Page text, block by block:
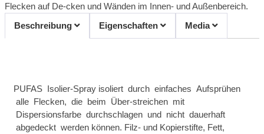
Flecken auf De-cken und Wänden im Innen- und Außenbereich.
Beschreibung
Eigenschaften Media
PUFAS Isolier-Spray isoliert durch einfaches Aufsprühen
alle Flecken, die beim Über-streichen mit
Dispersionsfarbe durchschlagen und nicht dauerhaft
abgedeckt werden können. Filz- und Kopierstifte, Fett,